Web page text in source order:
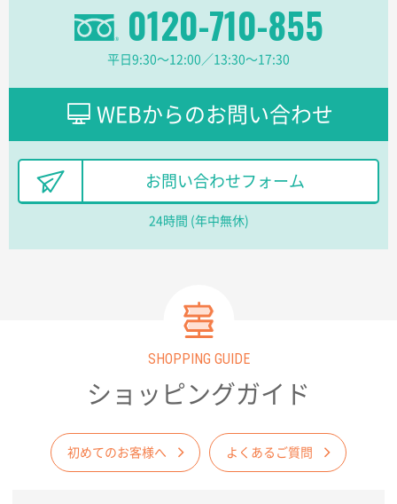
富山県O社様
安い、早い
ロゴが入れられること
大阪府E社様
ECOワンポイントポリ袋 A4サイズ（白）1000枚
0120-710-855
平日9:30〜12:00／13:30〜17:30
WEBからのお問い合わせ
お問い合わせフォーム
24時間 (年中無休)
SHOPPING GUIDE
ショッピングガイド
初めてのお客様へ よくあるご質問